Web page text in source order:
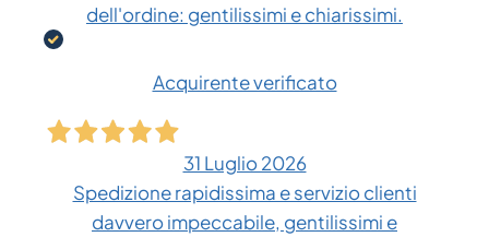
dell'ordine: gentilissimi e chiarissimi.
Acquirente verificato
31 Luglio 2026
Spedizione rapidissima e servizio clienti
davvero impeccabile, gentilissimi e